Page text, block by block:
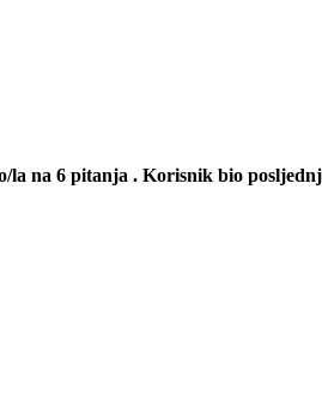
la na 6 pitanja . Korisnik bio